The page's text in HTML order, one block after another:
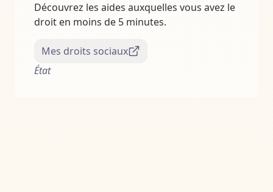
Découvrez les aides auxquelles vous avez le
droit en moins de 5 minutes.
Mes droits sociaux
État